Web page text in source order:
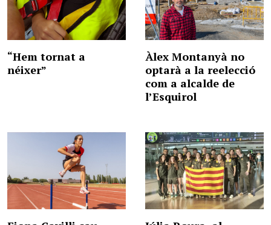
“Hem tornat a
néixer”
Àlex Montanyà no
optarà a la reelecció
com a alcalde de
l’Esquirol